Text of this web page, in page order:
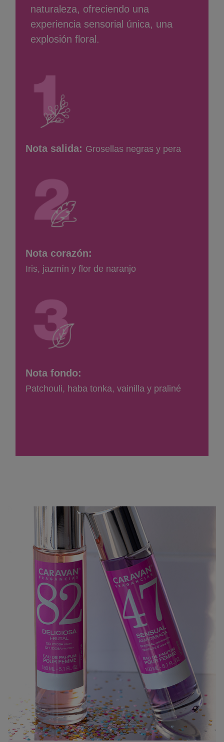
naturaleza, ofreciendo una
experiencia sensorial única, una
explosión floral.
Nota salida: Grosellas negras y pera
Nota corazón:
Iris, jazmín y flor de naranjo
Nota fondo:
Patchouli, haba tonka, vainilla y praliné